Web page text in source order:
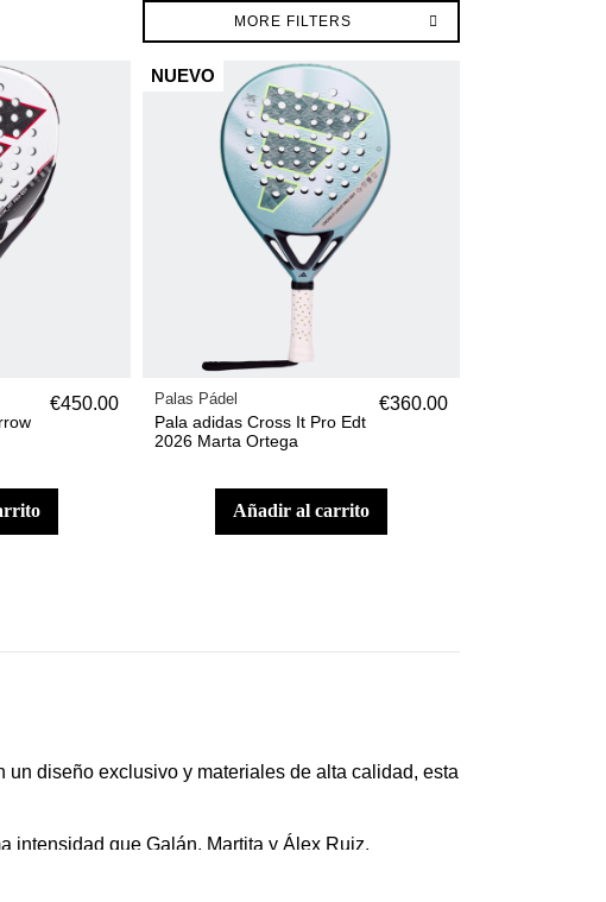
MORE FILTERS
€450.00
NUEVO
Palas Pádel
Pala adidas Cross It Pro Edt
2026 Marta Ortega
€360.00
añadir al carrito
diseño exclusivo y materiales de alta calidad, esta
intensidad que Galán, Martita y Álex Ruiz.
de nuestros jugadores profesionales. Edición